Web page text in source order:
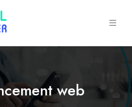
web